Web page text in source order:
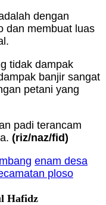
dengan
dan membuat luas
tidak dampak
banjir sangat
petani yang
padi terancam
(riz/naz/fid)
enam desa
ploso
Hafidz